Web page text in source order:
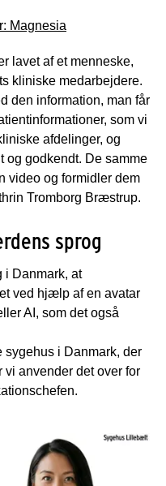
Magnesia
lavet af et menneske,
kliniske medarbejdere.
den information, man får
som vi
afdelinger, og
og godkendt. De samme
video og formidler dem
Tromborg Bræstrup.
sprog
i Danmark, at
ved hjælp af en avatar
AI, som det også
sygehus i Danmark, der
vi anvender det over for